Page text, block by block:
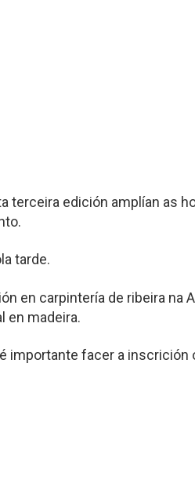
terceira edición amplían as
tarde.
en carpintería de ribeira na
en madeira.
importante facer a inscrición